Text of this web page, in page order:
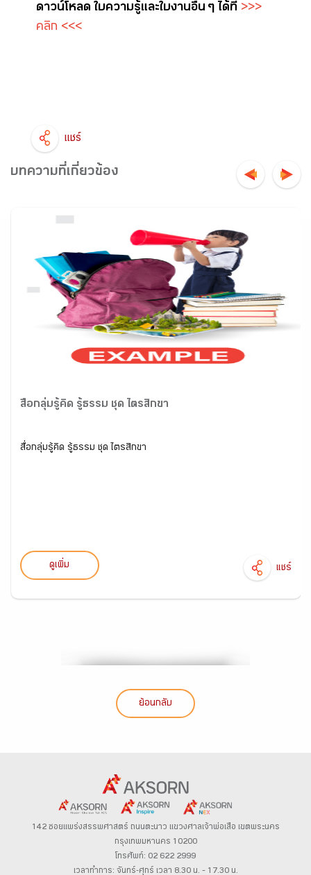
ดาวน์โหลด ใบความรู้และใบงาน อื่น ๆ ได้ที่ >>>
คลิก <<<
แชร์
บทความที่เกี่ยวข้อง
สื่อกลุ่มรู้คิด รู้ธรรม ชุด ไตรสิกขา
สื่อกลุ่มรู้คิด รู้ธรรม ชุด ไตรสิกขา
ดูเพิ่ม แชร์
ย้อนกลับ
142 ซอยแพร่งสรรพศาสตร์ ถนนตะนาว แขวงศาลเจ้าพ่อเสือ เขตพระนคร
กรุงเทพมหานคร 10200
โทรศัพท์: 02 622 2999
เวลาทำการ: จันทร์-ศุกร์ เวลา 8.30 น. – 17.30 น.